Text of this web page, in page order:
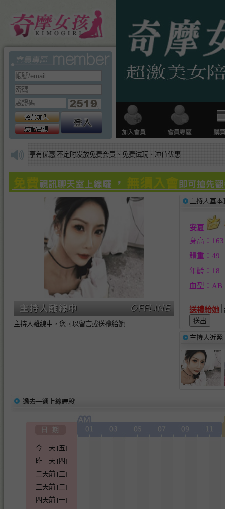
享有优惠 不定时发放免费会员、免费试玩、冲值优惠
主持人離線中，您可以留言或送禮給她
安夏
身高：163
體重：49
年齡：18
血型：AB
送禮給她
今 天 [五]
昨 天 [四]
二天前 [三]
三天前 [二]
四天前 [一]